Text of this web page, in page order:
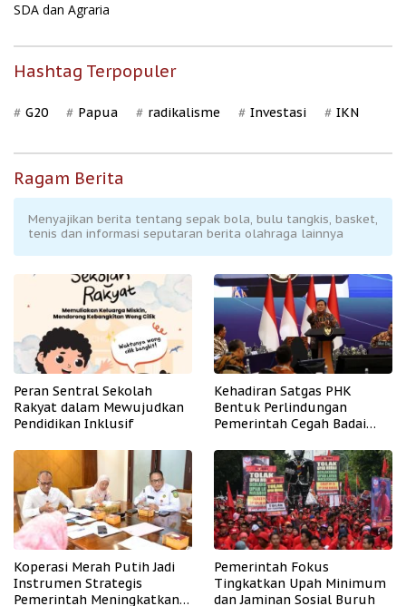
SDA dan Agraria
Hashtag Terpopuler
G20 Papua radikalisme Investasi IKN
Ragam Berita
Menyajikan berita tentang sepak bola, bulu tangkis, basket,
tenis dan informasi seputaran berita olahraga lainnya
Peran Sentral Sekolah
Rakyat dalam Mewujudkan
Pendidikan Inklusif
Kehadiran Satgas PHK
Bentuk Perlindungan
Pemerintah Cegah Badai
Koperasi Merah Putih Jadi
Instrumen Strategis
Pemerintah Meningkatkan
Pemerintah Fokus
Tingkatkan Upah Minimum
dan Jaminan Sosial Buruh